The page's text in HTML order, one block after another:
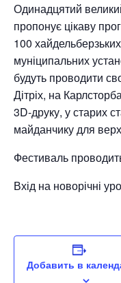
Одинадцятий
пропонує цікаву
100
муніципальних
будуть проводити
Дітріх, на
3D-друку, у старих
майданчику для
Фестиваль
Вхід на новорічні
Добавить в